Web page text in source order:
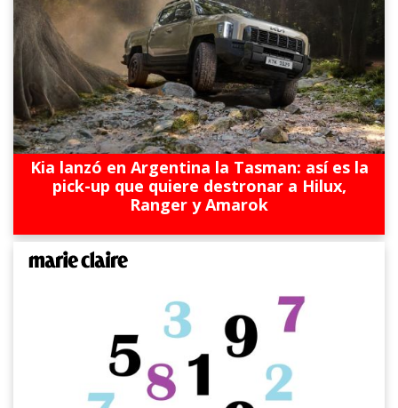
Kia lanzó en Argentina la Tasman: así es la
pick-up que quiere destronar a Hilux,
Ranger y Amarok